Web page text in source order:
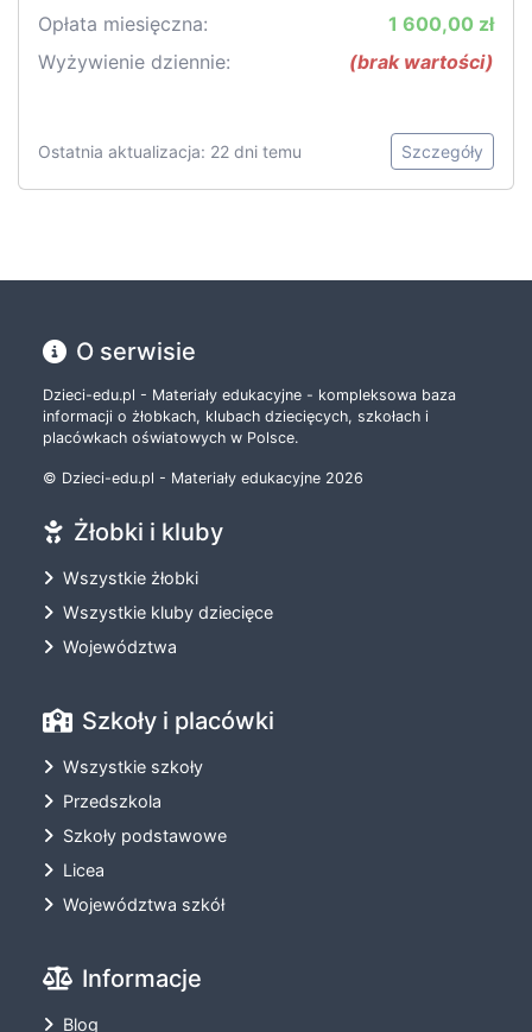
Opłata miesięczna:
1 600,00 zł
Wyżywienie dziennie:
(brak wartości)
Ostatnia aktualizacja: 22 dni temu Szczegóły
O serwisie
Dzieci-edu.pl - Materiały edukacyjne - kompleksowa baza
informacji o żłobkach, klubach dziecięcych, szkołach i
placówkach oświatowych w Polsce.
© Dzieci-edu.pl - Materiały edukacyjne 2026
Żłobki i kluby
Wszystkie żłobki
Wszystkie kluby dziecięce
Województwa
Szkoły i placówki
Wszystkie szkoły
Przedszkola
Szkoły podstawowe
Licea
Województwa szkół
Informacje
Blog